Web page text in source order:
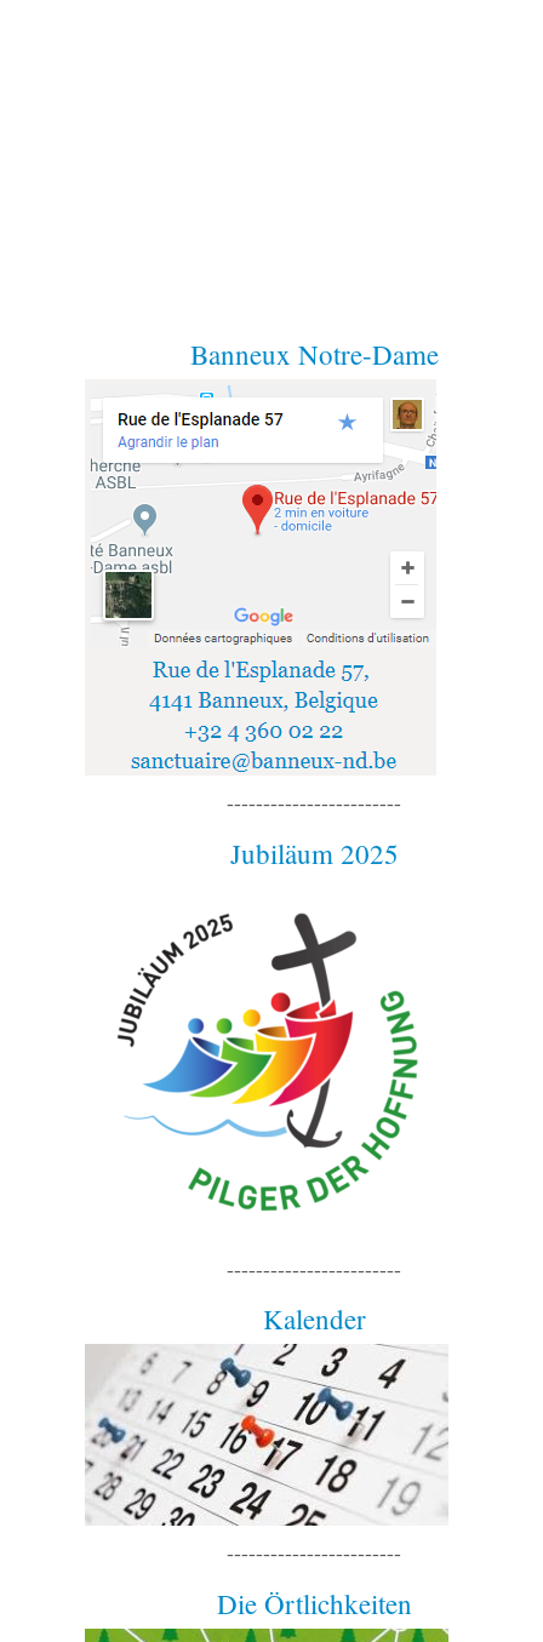
Banneux Notre-Dame
------------------------
Jubiläum 2025
------------------------
Kalender
------------------------
Die Örtlichkeiten